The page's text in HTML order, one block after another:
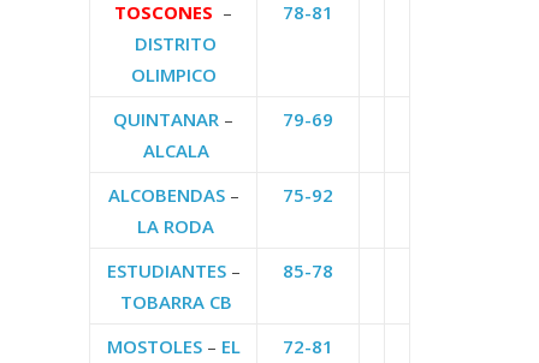
TOSCONES –
DISTRITO
OLIMPICO
78-81
QUINTANAR –
ALCALA
79-69
ALCOBENDAS–
LA RODA
75-92
ESTUDIANTES–
TOBARRA CB
85-78
MOSTOLES– EL
72-81